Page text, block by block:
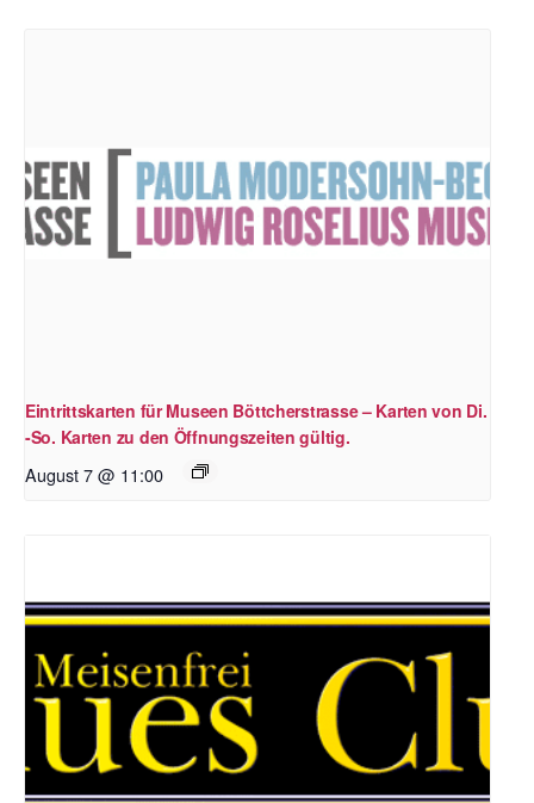
Eintrittskarten für Museen Böttcherstrasse – Karten von Di.
-So. Karten zu den Öffnungszeiten gültig.
August 7 @ 11:00